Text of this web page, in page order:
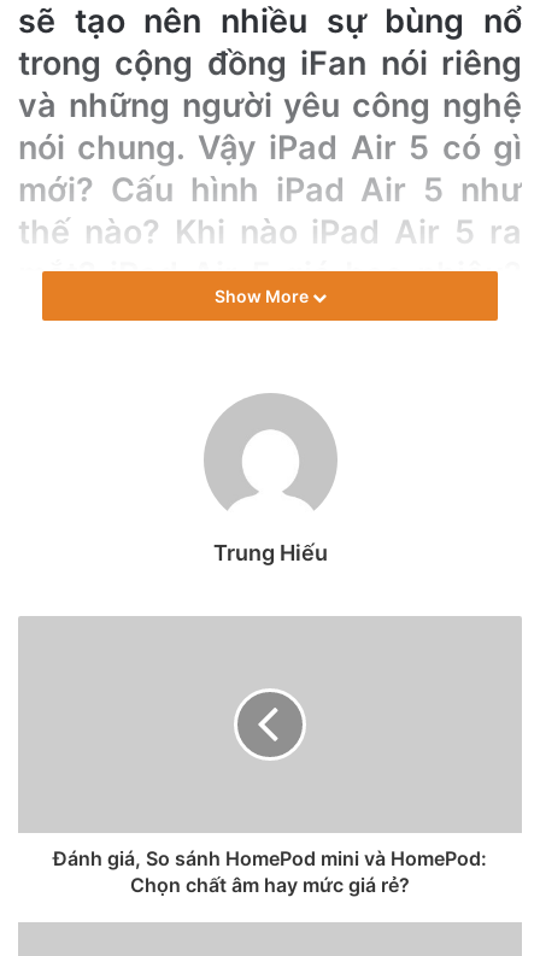
sẽ tạo nên nhiều sự bùng nổ
trong cộng đồng iFan nói riêng
và những người yêu công nghệ
nói chung. Vậy iPad Air 5 có gì
mới? Cấu hình iPad Air 5 như
thế nào? Khi nào iPad Air 5 ra
mắt? iPad Air 5 giá bao nhiêu?
Mời các bạn cùng mình điểm
iPad Air 5 trước khi máy ra mắt
để tìm câu trả lời nha!
iPad Air 5 với màn hình lớn và thiết kế
sẽ giữ nguyên thiết kế của thế hệ trước trên iPad Air 5 bởi
vuông vức đầy nam tính với mặt sau của được làm bằng hợp
Show More
Trung Hiếu
Đánh giá, So sánh HomePod mini và HomePod:
Chọn chất âm hay mức giá rẻ?